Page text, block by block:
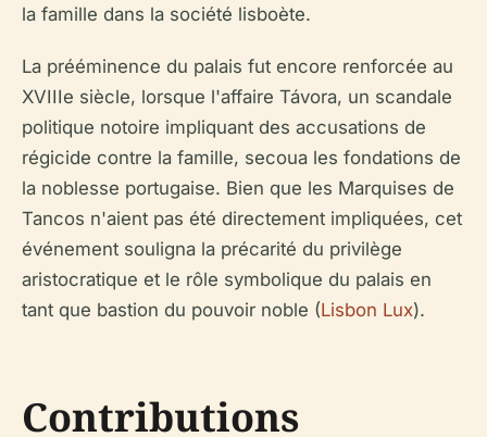
la famille dans la société lisboète.
La prééminence du palais fut encore renforcée au
XVIIIe siècle, lorsque l'affaire Távora, un scandale
politique notoire impliquant des accusations de
régicide contre la famille, secoua les fondations de
la noblesse portugaise. Bien que les Marquises de
Tancos n'aient pas été directement impliquées, cet
événement souligna la précarité du privilège
aristocratique et le rôle symbolique du palais en
tant que bastion du pouvoir noble (Lisbon Lux).
Contributions